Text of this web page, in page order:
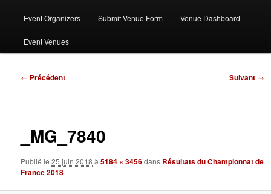
Event Organizers Submit Venue Form Venue Dashboard
Event Venues
Navigation
← Précédent Suivant →
_MG_7840
Publié le25 juin 2018 à5184 × 3456dans Résultats du Championnat de
France 2018